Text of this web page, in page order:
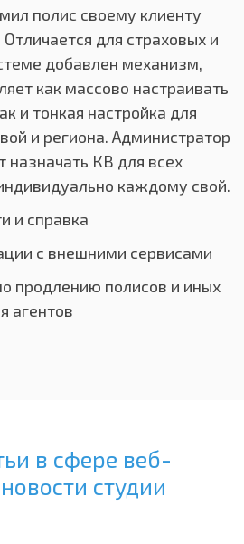
полис своему клиенту
для страховых и
добавлен механизм,
как массово настраивать
и тонкая настройка для
и региона. Администратор
КВ для всех
каждому свой.
и справка
с внешними сервисами
продлению полисов и иных
агентов
в сфере веб-
студии